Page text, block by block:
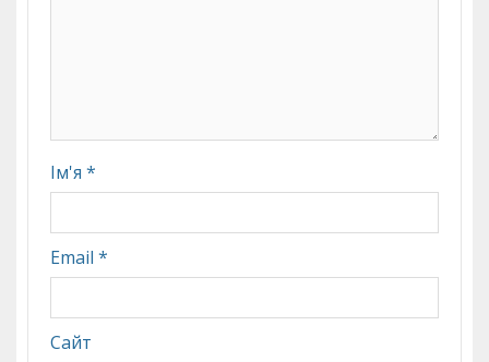
Ім'я *
Email *
Сайт